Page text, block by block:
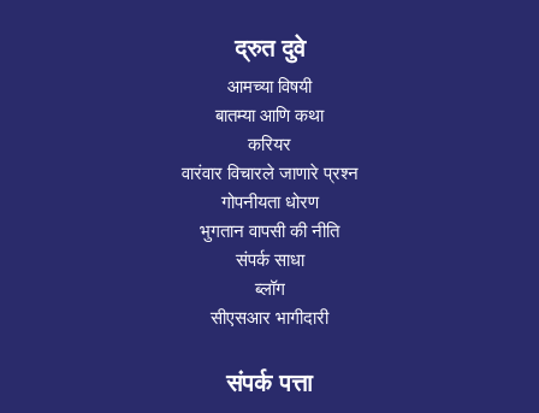
द्रुत दुवे
आमच्या विषयी
बातम्या आणि कथा
करियर
वारंवार विचारले जाणारे प्रश्न
गोपनीयता धोरण
भुगतान वापसी की नीति
संपर्क साधा
ब्लॉग
सीएसआर भागीदारी
संपर्क पत्ता